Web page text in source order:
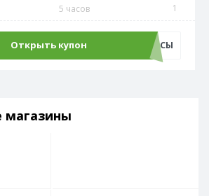
5 часов 1
Открыть купон ЧАСЫ
магазины